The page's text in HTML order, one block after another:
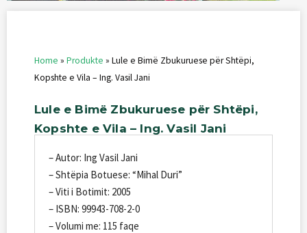
Home » Produkte » Lule e Bimë Zbukuruese për Shtëpi,
Kopshte e Vila – Ing. Vasil Jani
Lule e Bimë Zbukuruese për Shtëpi,
Kopshte e Vila – Ing. Vasil Jani
– Autor: Ing Vasil Jani
– Shtëpia Botuese: “Mihal Duri”
– Viti i Botimit: 2005
– ISBN: 99943-708-2-0
– Volumi me: 115 faqe